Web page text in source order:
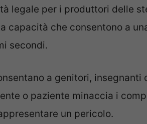
legale per i produttori delle
capacità che consentono a
secondi.
a genitori, insegnanti
o paziente minaccia i
un pericolo.